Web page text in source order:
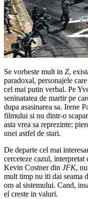
Se vorbeste mult in Z,
paradoxal, personajele
cel mai putin verbal. Pe
seninatatea de martir pe
dupa asasinarea sa. Irene
filmului si nu dintr-o
asta vrea sa reprezinte:
unei astfel de stari.
De departe cel mai
cerceteze cazul,
Kevin Costner din JFK,
mult timp nu iti dai seama
om al sistemului. Cand,
el creste in valuri.